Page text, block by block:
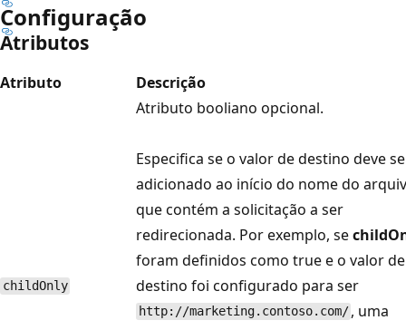
Configuração
Atributos
Atributo Descrição
childOnly
Atributo booliano opcional.
Especifica se o valor de destino deve
adicionado ao início do nome do
que contém a solicitação a ser
redirecionada. Por exemplo, se
foram definidos como true e o valor de
destino foi configurado para ser
http://marketing.contoso.com/ , uma